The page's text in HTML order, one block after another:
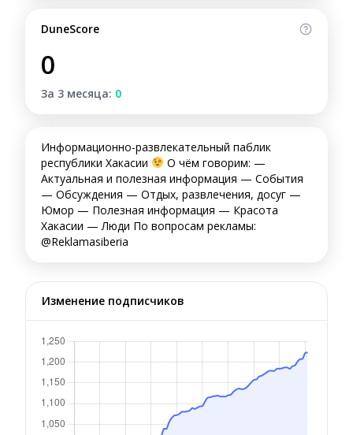
DuneScore
0
За 3 месяца: 0
Информационно-развлекательный паблик
республики Хакасии
О чём говорим: —
Актуальная и полезная информация — События
— Обсуждения — Отдых, развлечения, досуг —
Юмор — Полезная информация — Красота
Хакасии — Люди По вопросам рекламы:
@Reklamasiberia
Изменение подписчиков